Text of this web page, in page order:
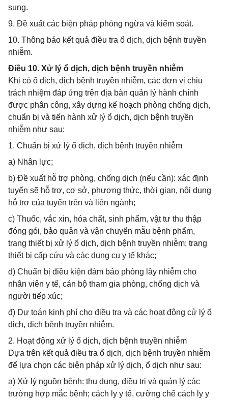
sung.
9. Đề xuất các biện pháp phòng ngừa và kiểm soát.
10. Thông báo kết quả điều tra ổ dịch, dịch bệnh truyền
nhiễm.
Điều 10. Xử lý ổ dịch, dịch bệnh truyền nhiễm
Khi có ổ dịch, dịch bệnh truyền nhiễm, các đơn vị chịu
trách nhiệm đáp ứng trên địa bàn quản lý hành chính
được phân công, xây dựng kế hoạch phòng chống dịch,
chuẩn bị và tiến hành xử lý ổ dịch, dịch bệnh truyền
nhiễm như sau:
1. Chuẩn bị xử lý ổ dịch, dịch bệnh truyền nhiễm
a) Nhân lực;
b) Đề xuất hỗ trợ phòng, chống dịch (nếu cần): xác định
tuyến sẽ hỗ trợ, cơ sở, phương thức, thời gian, nội dung
hỗ trợ của tuyến trên và liên ngành;
c) Thuốc, vắc xin, hóa chất, sinh phẩm, vật tư thu thập
đóng gói, bảo quản và vận chuyển mẫu bệnh phẩm,
trang thiết bị xử lý ổ dịch, dịch bệnh truyền nhiễm; trang
thiết bị cấp cứu và các dụng cụ y tế khác;
d) Chuẩn bị điều kiện đảm bảo phòng lây nhiễm cho
nhân viên y tế, cán bộ tham gia phòng, chống dịch và
người tiếp xúc;
đ) Dự toán kinh phí cho điều tra và các hoạt động cử lý ổ
dịch, dịch bệnh truyền nhiễm.
2. Hoạt động xử lý ổ dịch, dịch bệnh truyền nhiễm
Dựa trên kết quả điều tra ổ dịch, dịch bệnh truyền nhiễm
để lựa chọn các biện pháp xử lý dịch, ổ dịch như sau:
a) Xử lý nguồn bệnh: thu dung, điều trị và quản lý các
trường hợp mắc bệnh; cách ly y tế, cưỡng chế cách ly y